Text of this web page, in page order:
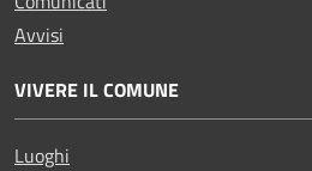
Avvisi
VIVERE IL COMUNE
Luoghi